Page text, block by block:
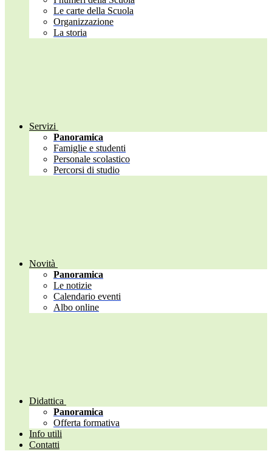
Le carte della Scuola
Organizzazione
La storia
Servizi
Panoramica
Famiglie e studenti
Personale scolastico
Percorsi di studio
Novità
Panoramica
Le notizie
Calendario eventi
Albo online
Didattica
Panoramica
Offerta formativa
Info utili
Contatti